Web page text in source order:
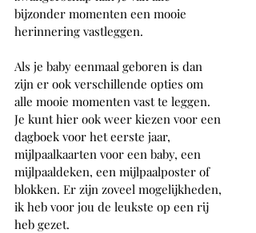
bijzonder momenten een mooie
herinnering vastleggen.
Als je baby eenmaal geboren is dan
zijn er ook verschillende opties om
alle mooie momenten vast te leggen.
Je kunt hier ook weer kiezen voor een
dagboek voor het eerste jaar,
mijlpaalkaarten voor een baby, een
mijlpaaldeken, een mijlpaalposter of
blokken. Er zijn zoveel mogelijkheden,
ik heb voor jou de leukste op een rij
heb gezet.